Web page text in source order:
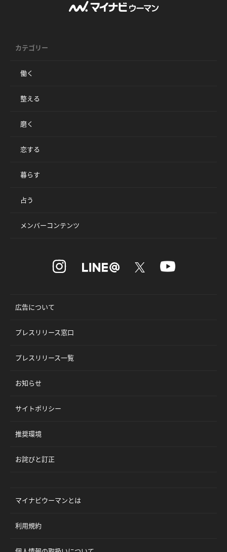
カテゴリー
働く
整える
磨く
恋する
暮らす
占う
メンバーコンテンツ
広告について
プレスリリース窓口
プレスリリース一覧
お知らせ
サイトポリシー
推奨環境
お詫びと訂正
マイナビウーマンとは
利用規約